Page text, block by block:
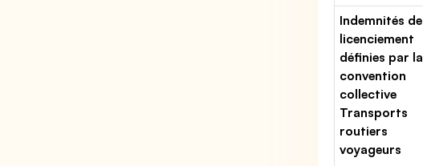
Indemnités de
licenciement
définies par la
convention
collective
Transports
routiers
voyageurs